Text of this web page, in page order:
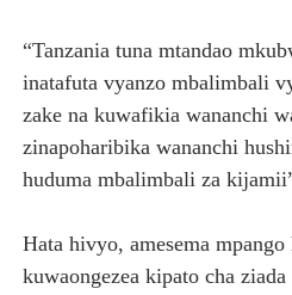
‎“Tanzania tuna mtandao
inatafuta vyanzo mbalimbali
zake na kuwafikia wananchi
zinapoharibika wananchi
huduma mbalimbali za
‎Hata hivyo, amesema
kuwaongezea kipato cha